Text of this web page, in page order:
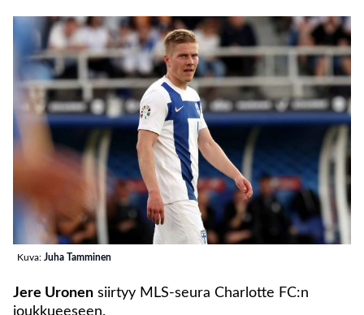
Kuva: Juha Tamminen
Jere Uronen siirtyy MLS-seura Charlotte FC:n
joukkueeseen.